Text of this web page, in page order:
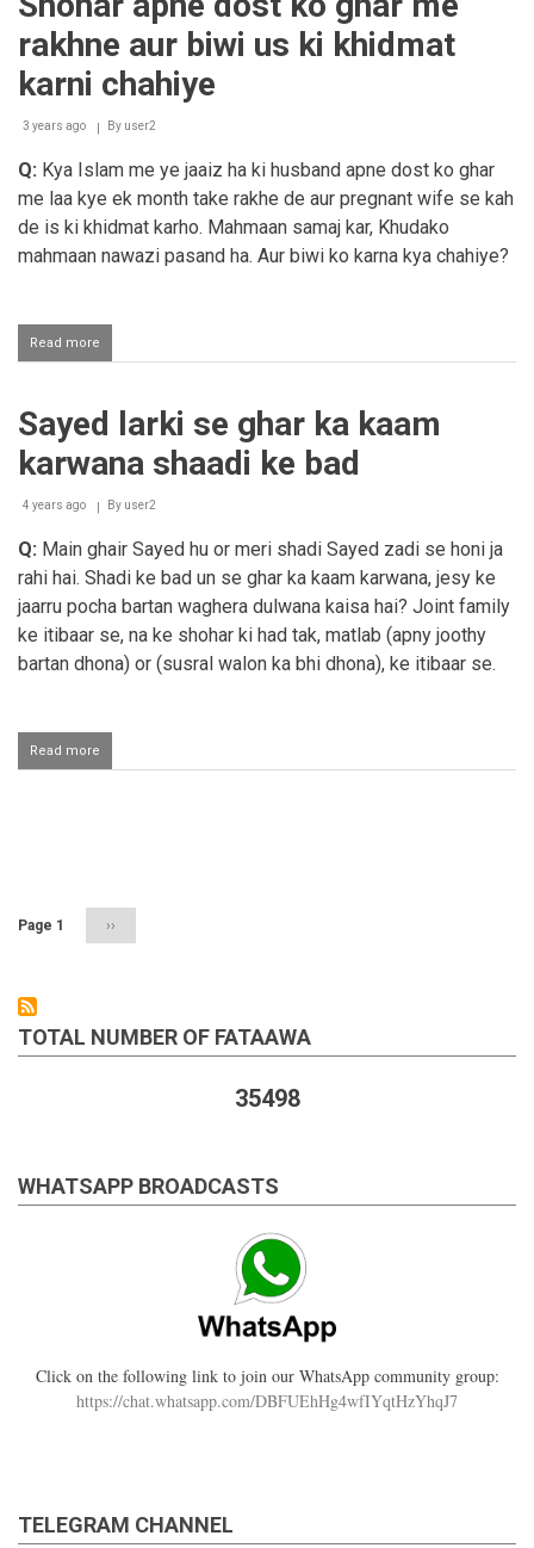
ma
karna
rakhne aur biwi us ki khidmat
karni chahiye
3 years ago By user2
Q: Kya Islam me ye jaaiz ha ki husband apne dost ko ghar
me laa kye ek month take rakhe de aur pregnant wife se kah
de is ki khidmat karho. Mahmaan samaj kar, Khudako
mahmaan nawazi pasand ha. Aur biwi ko karna kya chahiye?
Read more
Shohar
ko
me
aur
us
khidmat
karni
Sayed larki se ghar ka kaam
karwana shaadi ke bad
4 years ago By user2
Q: Main ghair Sayed hu or meri shadi Sayed zadi se honi ja
rahi hai. Shadi ke bad un se ghar ka kaam karwana, jesy ke
jaarru pocha bartan waghera dulwana kaisa hai? Joint family
ke itibaar se, na ke shohar ki had tak, matlab (apny joothy
bartan dhona) or (susral walon ka bhi dhona), ke itibaar se.
Read more
Sayed
shaadi
ke
Page 1
Next
page
››
TOTAL NUMBER OF FATAAWA
35498
WHATSAPP BROADCASTS
Click on the following link to join our WhatsApp community group:
https://chat.whatsapp.com/DBFUEhHg4wfIYqtHzYhqJ7
TELEGRAM CHANNEL